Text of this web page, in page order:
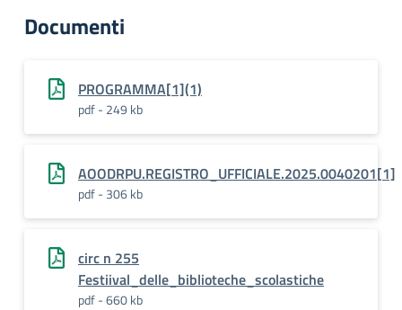
Documenti
PROGRAMMA[1](1)
pdf - 249 kb
AOODRPU.REGISTRO_UFFICIALE.2025.0040201[1]
pdf - 306 kb
circ n 255
Festiival_delle_biblioteche_scolastiche
pdf - 660 kb